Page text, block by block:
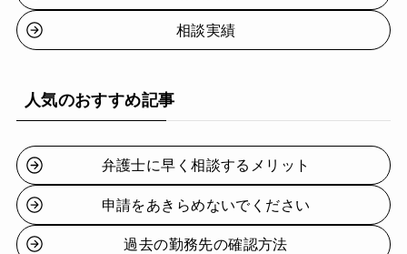
相談実績
人気のおすすめ記事
弁護士に早く相談するメリット
申請をあきらめないでください
過去の勤務先の確認方法